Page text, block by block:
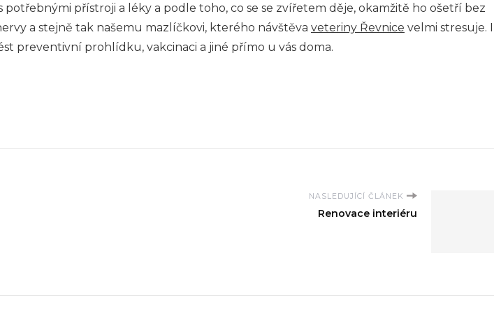
přístroji a léky a podle toho, co se se zvířetem děje, okamžitě ho ošetří bez
a stejně tak našemu mazlíčkovi, kterého návštěva veteriny Řevnice velmi stresuje. I
preventivní prohlídku, vakcinaci a jiné přímo u vás doma.
NASLEDUJÍCÍ ČLÁNEK
Renovace interiéru